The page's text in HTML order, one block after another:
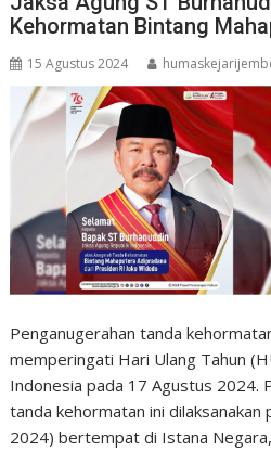
Kehormatan Bintang
15 Agustus 2024
Penganugerahan tanda
memperingati Hari Ulang Tahun
Indonesia pada 17 Agustus 2024.
tanda kehormatan ini dilaksanakan
2024) bertempat di Istana